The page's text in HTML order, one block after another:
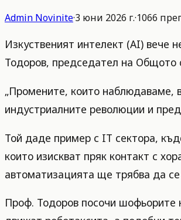
Admin Novinite·3 юни 2026 г.·1066
Изкуственият интелект (AI) вече
Тодоров, председател на Общото
„Промените, които наблюдаваме,
индустриалните революции и
Той даде пример с IT сектора,
които изискват пряк контакт с
автоматизацията ще трябва да
Проф. Тодоров посочи шофьорите